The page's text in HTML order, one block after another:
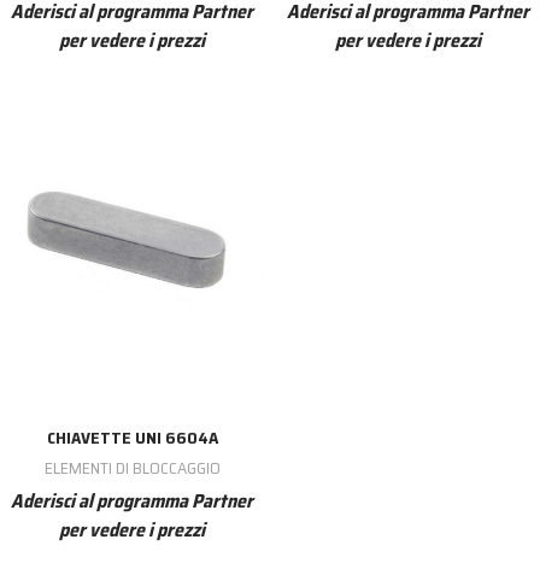
Aderisci al programma Partner
per vedere i prezzi
Aderisci al programma Partner
per vedere i prezzi
CHIAVETTE UNI 6604A
ELEMENTI DI BLOCCAGGIO
Aderisci al programma Partner
per vedere i prezzi